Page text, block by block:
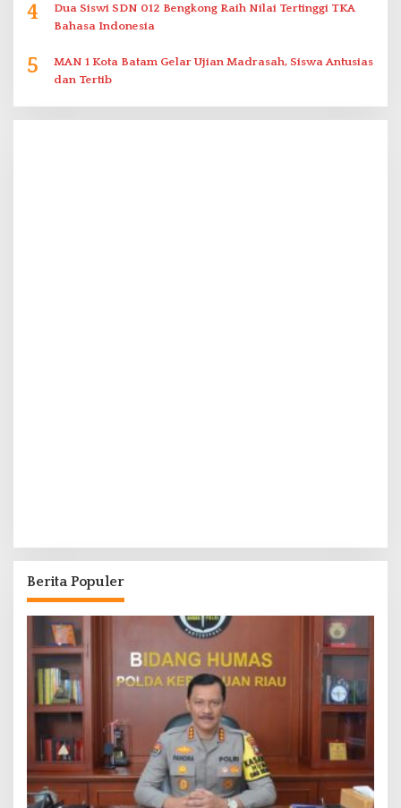
4
Dua Siswi SDN 012 Bengkong Raih Nilai Tertinggi TKA
Bahasa Indonesia
5
MAN 1 Kota Batam Gelar Ujian Madrasah, Siswa Antusias
dan Tertib
Berita Populer